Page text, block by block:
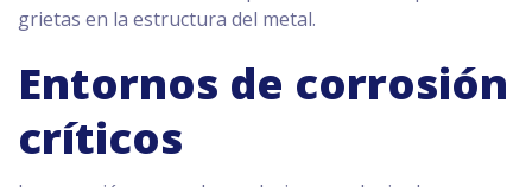
grietas en la estructura del metal.
Entornos de corrosión
críticos